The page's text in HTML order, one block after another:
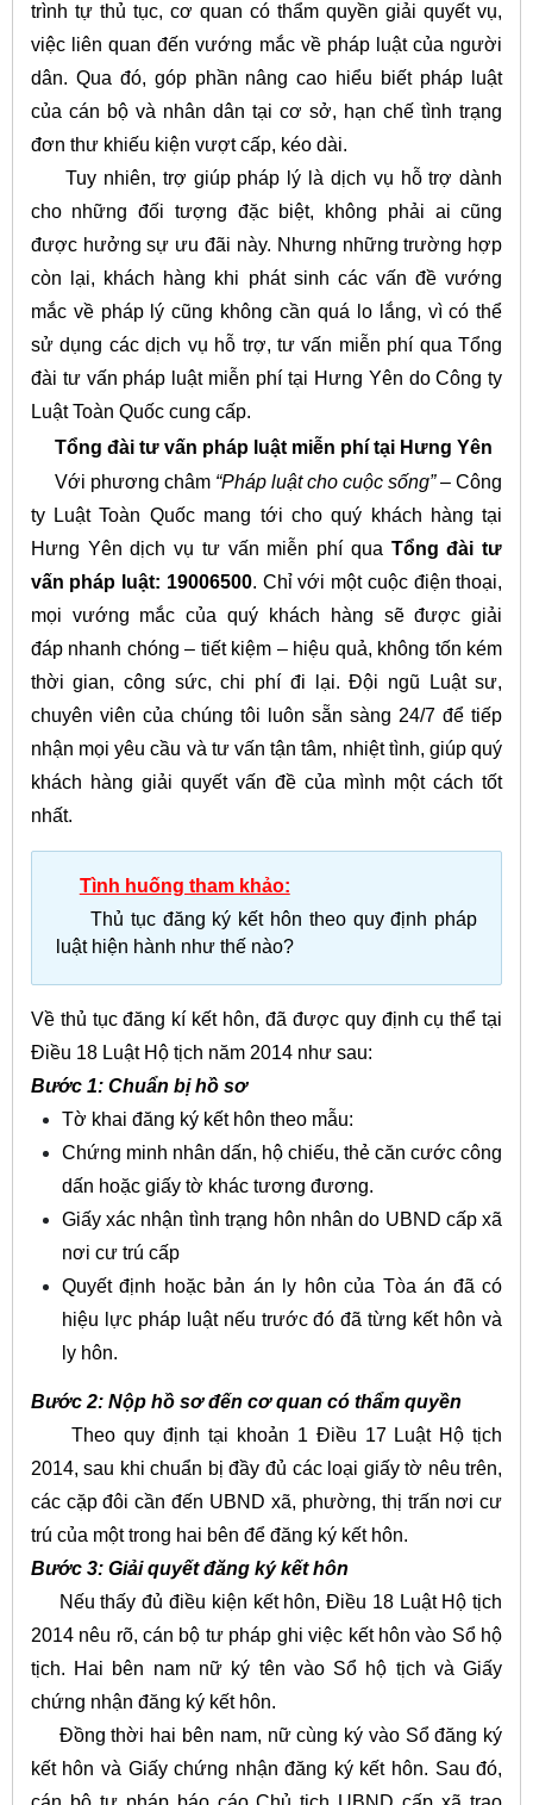
trình tự thủ tục, cơ quan có thẩm quyền giải quyết vụ,
việc liên quan đến vướng mắc về pháp luật của người
dân. Qua đó, góp phần nâng cao hiểu biết pháp luật
của cán bộ và nhân dân tại cơ sở, hạn chế tình trạng
đơn thư khiếu kiện vượt cấp, kéo dài.
Tuy nhiên, trợ giúp pháp lý là dịch vụ hỗ trợ dành
cho những đối tượng đặc biệt, không phải ai cũng
được hưởng sự ưu đãi này. Nhưng những trường hợp
còn lại, khách hàng khi phát sinh các vấn đề vướng
mắc về pháp lý cũng không cần quá lo lắng, vì có thể
sử dụng các dịch vụ hỗ trợ, tư vấn miễn phí qua Tổng
đài tư vấn pháp luật miễn phí tại Hưng Yên do Công ty
Luật Toàn Quốc cung cấp.
Tổng đài tư vấn pháp luật miễn phí tại Hưng Yên
Với phương châm “Pháp luật cho cuộc sống”– Công
ty Luật Toàn Quốc mang tới cho quý khách hàng tại
Hưng Yên dịch vụ tư vấn miễn phí qua Tổng đài tư
vấn pháp luật: 19006500. Chỉ với một cuộc điện thoại,
mọi vướng mắc của quý khách hàng sẽ được giải
đáp nhanh chóng – tiết kiệm – hiệu quả, không tốn kém
thời gian, công sức, chi phí đi lại. Đội ngũ Luật sư,
chuyên viên của chúng tôi luôn sẵn sàng 24/7 để tiếp
nhận mọi yêu cầu và tư vấn tận tâm, nhiệt tình, giúp quý
khách hàng giải quyết vấn đề của mình một cách tốt
nhất.
Tình huống tham khảo:
Thủ tục đăng ký kết hôn theo quy định pháp
luật hiện hành như thế nào?
Về thủ tục đăng kí kết hôn, đã được quy định cụ thể tại
Điều 18 Luật Hộ tịch năm 2014 như sau:
Bước 1: Chuẩn bị hồ sơ
Tờ khai đăng ký kết hôn theo mẫu:
Chứng minh nhân dấn, hộ chiếu, thẻ căn cước công
dấn hoặc giấy tờ khác tương đương.
Giấy xác nhận tình trạng hôn nhân do UBND cấp xã
nơi cư trú cấp
Quyết định hoặc bản án ly hôn của Tòa án đã có
hiệu lực pháp luật nếu trước đó đã từng kết hôn và
ly hôn.
Bước 2: Nộp hồ sơ đến cơ quan có thẩm quyền
Theo quy định tại khoản 1 Điều 17 Luật Hộ tịch
2014, sau khi chuẩn bị đầy đủ các loại giấy tờ nêu trên,
các cặp đôi cần đến UBND xã, phường, thị trấn nơi cư
trú của một trong hai bên để đăng ký kết hôn.
Bước 3: Giải quyết đăng ký kết hôn
Nếu thấy đủ điều kiện kết hôn, Điều 18 Luật Hộ tịch
2014 nêu rõ, cán bộ tư pháp ghi việc kết hôn vào Sổ hộ
tịch. Hai bên nam nữ ký tên vào Sổ hộ tịch và Giấy
chứng nhận đăng ký kết hôn.
Đồng thời hai bên nam, nữ cùng ký vào Sổ đăng ký
kết hôn và Giấy chứng nhận đăng ký kết hôn. Sau đó,